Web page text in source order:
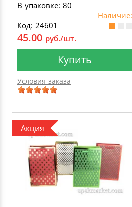
В упаковке: 80
Наличие:
Код: 24601
45.00 руб./шт.
Купить
Условия заказа
Акция